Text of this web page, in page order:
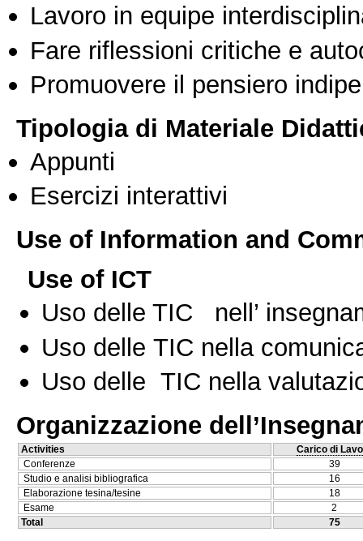
Lavoro in equipe
Fare riflessioni critiche e
Promuovere il pensiero
Tipologia di Materiale
Appunti
Esercizi interattivi
Use of Information and
Use of ICT
Uso delle TIC nell’
Uso delle TIC nella
Uso delle TIC nella
Organizzazione
Activities
Carico di
Conferenze
39
Studio e analisi bibliografica
16
Elaborazione tesina/tesine
18
Esame
2
Total
75